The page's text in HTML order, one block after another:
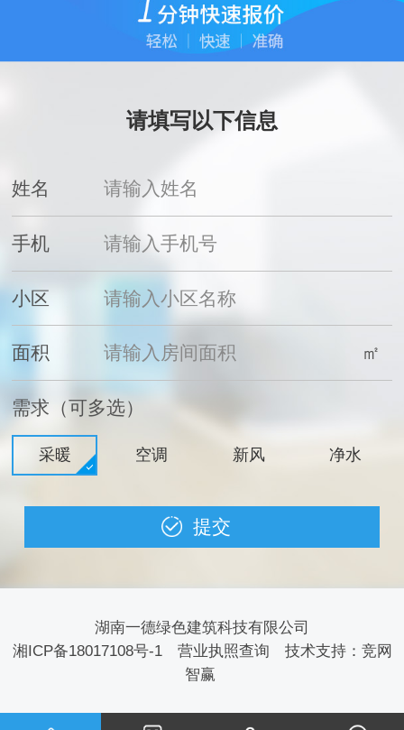
请填写以下信息
姓名
手机
小区
面积 ㎡
需求（可多选）
采暖 空调 新风 净水
湖南一德绿色建筑科技有限公司
湘ICP备18017108号-1
营业执照查询 技术支持： 竞网
智赢